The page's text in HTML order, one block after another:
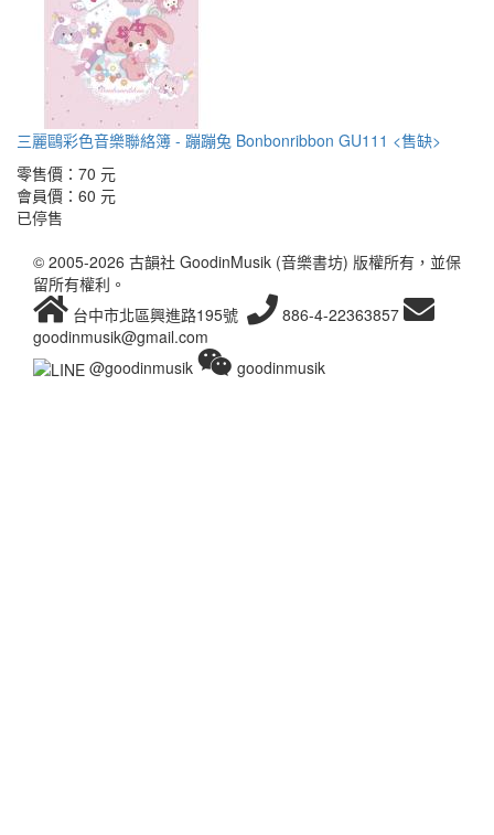
三麗鷗彩色音樂聯絡簿 - 蹦蹦兔 Bonbonribbon GU111 <售缺>
零售價： 70 元
會員價： 60 元
已停售
© 2005-2026 古韻社 GoodinMusik (音樂書坊) 版權所有，並保
留所有權利。
台中市北區興進路195號
886-4-22363857
goodinmusik@gmail.com
@goodinmusik
goodinmusik